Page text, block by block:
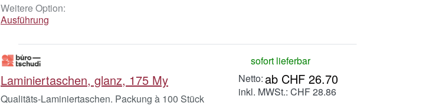
Weitere Option:
Ausführung
Laminiertaschen, glanz, 175 My
Qualitäts-Laminiertaschen. Packung à 100 Stück
sofort lieferbar
ab CHF 26.70
inkl. MWSt.: CHF 28.86